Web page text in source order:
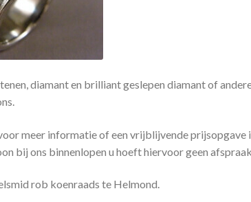
diamant en brilliant geslepen diamant of
meer informatie of een vrijblijvende prijsopgave
bij ons binnenlopen u hoeft hiervoor geen
rob koenraads te Helmond.